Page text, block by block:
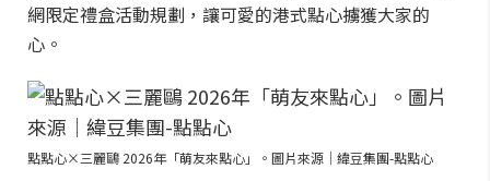
網限定禮盒活動規劃，讓可愛的港式點心擄獲大家的
心。
點點心×三麗鷗 2026年「萌友來點心」。圖片來源｜緯豆集團-點點心